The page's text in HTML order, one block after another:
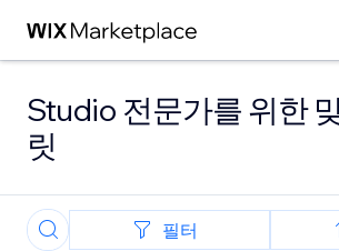
Studio 전문가를 위한
릿
필터